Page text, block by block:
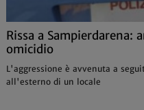
Rissa a Sampierdarena:
omicidio
L'aggressione è avvenuta a
all'esterno di un locale